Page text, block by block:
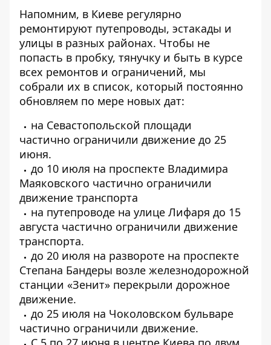
Напомним, в Киеве регулярно
ремонтируют путепроводы, эстакады и
улицы в разных районах. Чтобы не
попасть в пробку, тянучку и быть в курсе
всех ремонтов и ограничений, мы
собрали их в список, который постоянно
обновляем по мере новых дат:
на Севастопольской площади
частично ограничили движение до 25
июня.
до 10 июля на проспекте Владимира
Маяковского частично ограничили
движение транспорта
на путепроводе на улице Лифаря до 15
августа частично ограничили движение
транспорта.
до 20 июля на развороте на проспекте
Степана Бандеры возле железнодорожной
станции «Зенит» перекрыли дорожное
движение.
до 25 июля на Чоколовском бульваре
частично ограничили движение.